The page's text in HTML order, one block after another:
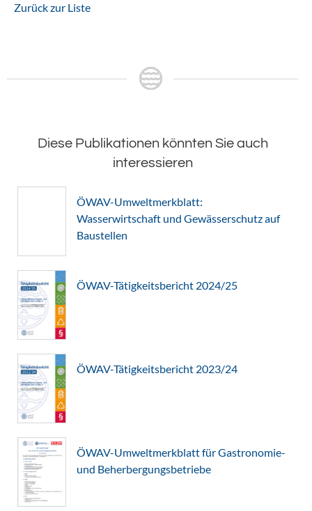
Zurück zur Liste
Diese Publikationen könnten Sie auch
interessieren
ÖWAV-Umweltmerkblatt:
Wasserwirtschaft und Gewässerschutz auf
Baustellen
ÖWAV-Tätigkeitsbericht 2024/25
ÖWAV-Tätigkeitsbericht 2023/24
ÖWAV-Umweltmerkblatt für Gastronomie-
und Beherbergungsbetriebe